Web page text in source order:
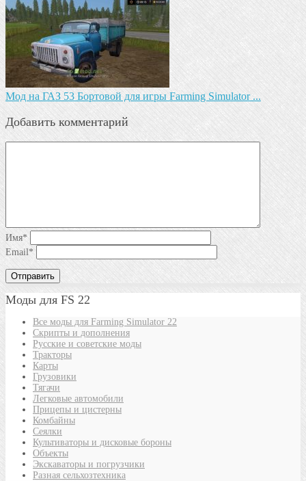
Мод на ГАЗ 53 Бортовой для игры Farming Simulator ...
Добавить комментарий
Имя*
Email*
Моды для FS 22
Все моды для Farming Simulator 22
Скрипты и дополнения
Русские и советские моды
Тракторы
Карты
Грузовики
Тягачи
Легковые автомобили
Прицепы и цистерны
Комбайны
Сеялки
Культиваторы и дисковые бороны
Объекты
Экскаваторы и погрузчики
Разная сельхозтехника